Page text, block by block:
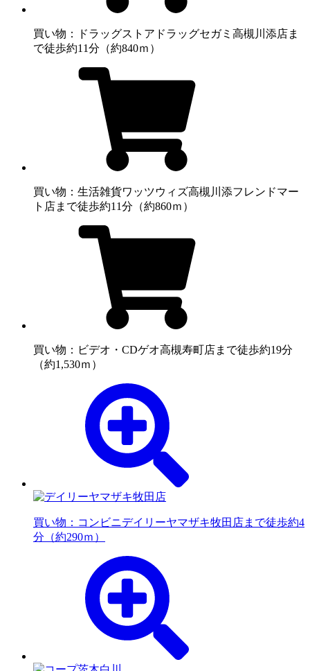
買い物：ドラッグストア ドラッグセガミ高槻川添店ま
で徒歩約11分（約840ｍ）
買い物：生活雑貨ワッツウィズ高槻川添フレンドマー
ト店まで徒歩約11分（約860ｍ）
買い物：ビデオ・CDゲオ高槻寿町店まで徒歩約19分
（約1,530ｍ）
買い物：コンビニデイリーヤマザキ牧田店まで徒歩約4
分（約290ｍ）